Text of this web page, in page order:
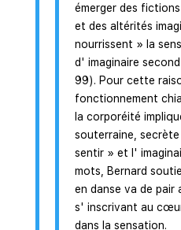
émerger des
et des altérités
nourrissent » la
d' imaginaire
99). Pour cette
fonctionnement
la corporéité
souterraine,
sentir » et l'
mots, Bernard
en danse va de pair
s' inscrivant au
dans la sensation.